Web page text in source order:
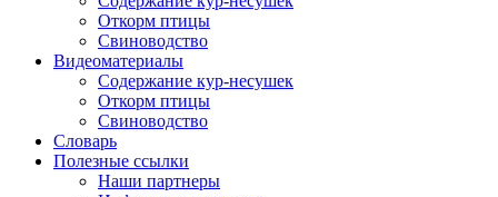
Откорм птицы
Свиноводство
Видеоматериалы
Содержание кур-несушек
Откорм птицы
Свиноводство
Словарь
Полезные ссылки
Наши партнеры